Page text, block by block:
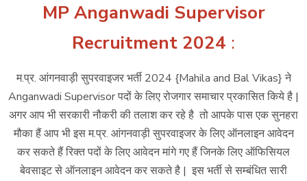
MP Anganwadi Supervisor
Recruitment 2024 :
म.प्र. आंगनवाड़ी सुपरवाइजर भर्ती 2024 {Mahila and Bal Vikas} ने
Anganwadi Supervisor पदों के लिए रोजगार समाचार प्रकासित किये है |
अगर आप भी सरकारी नौकरी की तलाश कर रहे है तो आपके पास एक सुनहरा
मौका हैं आप भी इस म.प्र. आंगनवाड़ी सुपरवाइजर के लिए ऑनलाइन आवेदन
कर सकते हैं रिक्त पदों के लिए आवेदन मांगे गए हैं जिनके लिए ऑफिसियल
बेवसाइट से ऑनलाइन आवेदन कर सकते है | इस भर्ती से सम्बंधित सारी